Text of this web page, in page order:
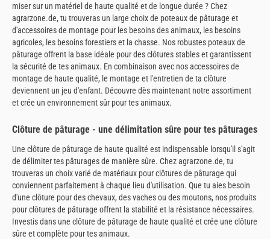
miser sur un matériel de haute qualité et de longue durée ? Chez
agrarzone.de, tu trouveras un large choix de poteaux de pâturage et
d'accessoires de montage pour les besoins des animaux, les besoins
agricoles, les besoins forestiers et la chasse. Nos robustes poteaux de
pâturage offrent la base idéale pour des clôtures stables et garantissent
la sécurité de tes animaux. En combinaison avec nos accessoires de
montage de haute qualité, le montage et l'entretien de ta clôture
deviennent un jeu d'enfant. Découvre dès maintenant notre assortiment
et crée un environnement sûr pour tes animaux.
Clôture de pâturage - une délimitation sûre pour tes pâturages
Une clôture de pâturage de haute qualité est indispensable lorsqu'il s'agit
de délimiter tes pâturages de manière sûre. Chez agrarzone.de, tu
trouveras un choix varié de matériaux pour clôtures de pâturage qui
conviennent parfaitement à chaque lieu d'utilisation. Que tu aies besoin
d'une clôture pour des chevaux, des vaches ou des moutons, nos produits
pour clôtures de pâturage offrent la stabilité et la résistance nécessaires.
Investis dans une clôture de pâturage de haute qualité et crée une clôture
sûre et complète pour tes animaux.